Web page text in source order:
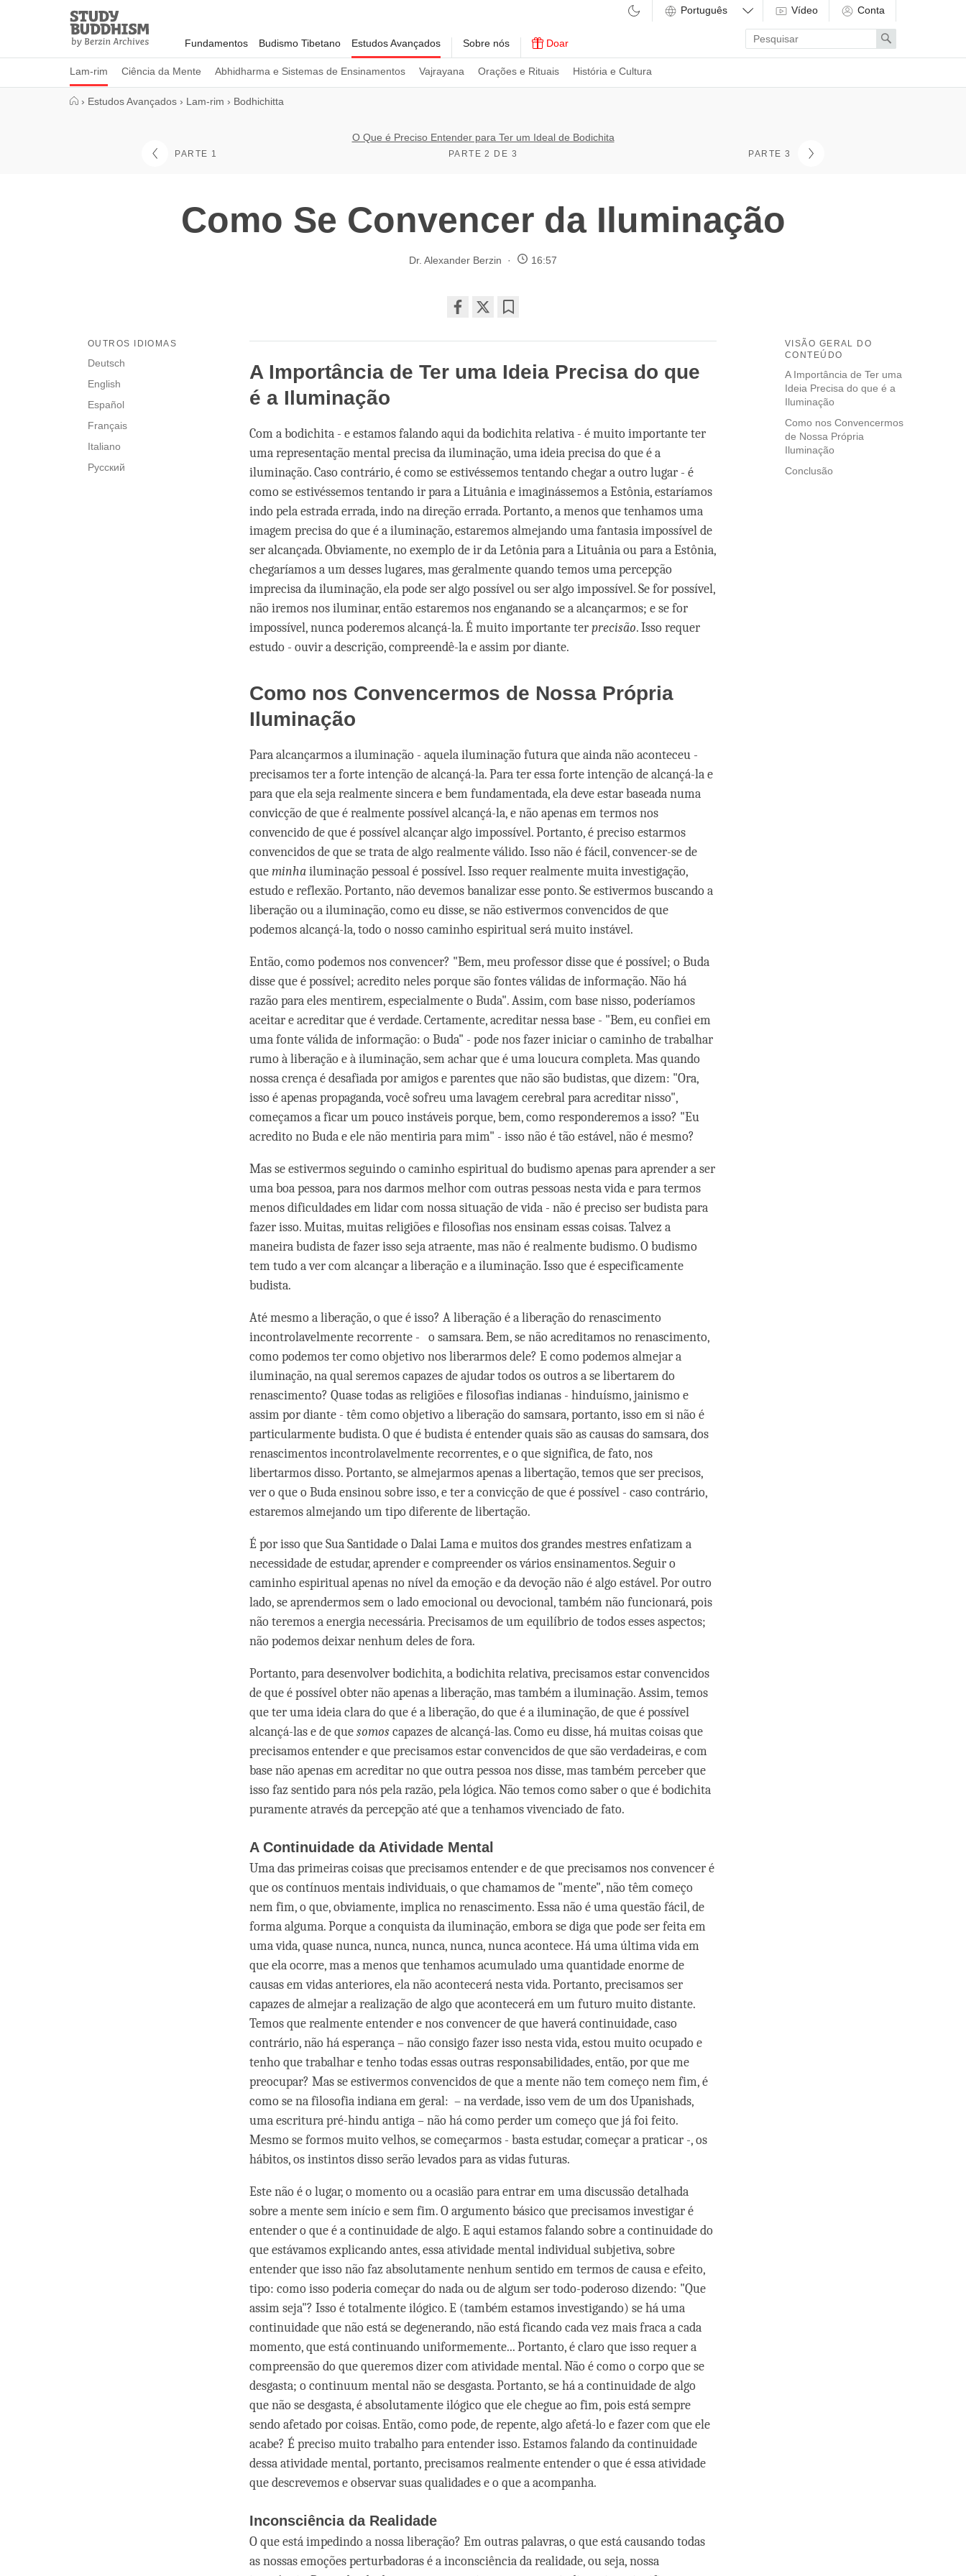
Study
Buddhism
Home
Fundamentos Budismo Tibetano Estudos Avançados
Lam-rim Ciência da Mente Abhidharma e Sistemas de Ensinamentos Vajrayana Orações e Rituais História e Cultura
Sobre nós Doar
Vídeo Conta
Enter
search
term
Search
› Estudos Avançados › Lam-rim › Bodhichitta
PARTE 1
O Que é Preciso Entender para Ter um Ideal de Bodichita
PARTE 2 DE 3 PARTE 3
Como Se Convencer da Iluminação
Dr. Alexander Berzin 16:57
on
facebook
VISÃO GERAL DO
CONTEÚDO
A Importância de Ter uma
Ideia Precisa do que é a
Iluminação
Como nos Convencermos
de Nossa Própria
Iluminação
Conclusão
OUTROS IDIOMAS
Deutsch
English
Español
Français
Italiano
Русский
A Importância de Ter uma Ideia Precisa do que
é a Iluminação
Com a bodichita - e estamos falando aqui da bodichita relativa - é muito importante ter
uma representação mental precisa da iluminação, uma ideia precisa do que é a
iluminação. Caso contrário, é como se estivéssemos tentando chegar a outro lugar - é
como se estivéssemos tentando ir para a Lituânia e imaginássemos a Estônia, estaríamos
indo pela estrada errada, indo na direção errada. Portanto, a menos que tenhamos uma
imagem precisa do que é a iluminação, estaremos almejando uma fantasia impossível de
ser alcançada. Obviamente, no exemplo de ir da Letônia para a Lituânia ou para a Estônia,
chegaríamos a um desses lugares, mas geralmente quando temos uma percepção
imprecisa da iluminação, ela pode ser algo possível ou ser algo impossível. Se for possível,
não iremos nos iluminar, então estaremos nos enganando se a alcançarmos; e se for
impossível, nunca poderemos alcançá-la. É muito importante terprecisão. Isso requer
estudo - ouvir a descrição, compreendê-la e assim por diante.
Como nos Convencermos de Nossa Própria
Iluminação
Para alcançarmos a iluminação - aquela iluminação futura que ainda não aconteceu -
precisamos ter a forte intenção de alcançá-la. Para ter essa forte intenção de alcançá-la e
para que ela seja realmente sincera e bem fundamentada, ela deve estar baseada numa
convicção de que é realmente possível alcançá-la, e não apenas em termos nos
convencido de que é possível alcançar algo impossível. Portanto, é preciso estarmos
convencidos de que se trata de algo realmente válido. Isso não é fácil, convencer-se de
queminhailuminação pessoal é possível. Isso requer realmente muita investigação,
estudo e reflexão. Portanto, não devemos banalizar esse ponto. Se estivermos buscando a
liberação ou a iluminação, como eu disse, se não estivermos convencidos de que
podemos alcançá-la, todo o nosso caminho espiritual será muito instável.
Então, como podemos nos convencer? "Bem, meu professor disse que é possível; o Buda
disse que é possível; acredito neles porque são fontes válidas de informação. Não há
razão para eles mentirem, especialmente o Buda". Assim, com base nisso, poderíamos
aceitar e acreditar que é verdade. Certamente, acreditar nessa base - "Bem, eu confiei em
uma fonte válida de informação: o Buda" - pode nos fazer iniciar o caminho de trabalhar
rumo à liberação e à iluminação, sem achar que é uma loucura completa. Mas quando
nossa crença é desafiada por amigos e parentes que não são budistas, que dizem: "Ora,
isso é apenas propaganda, você sofreu uma lavagem cerebral para acreditar nisso",
começamos a ficar um pouco instáveis porque, bem, como responderemos a isso? "Eu
acredito no Buda e ele não mentiria para mim" - isso não é tão estável, não é mesmo?
Mas se estivermos seguindo o caminho espiritual do budismo apenas para aprender a ser
uma boa pessoa, para nos darmos melhor com outras pessoas nesta vida e para termos
menos dificuldades em lidar com nossa situação de vida - não é preciso ser budista para
fazer isso. Muitas, muitas religiões e filosofias nos ensinam essas coisas. Talvez a
maneira budista de fazer isso seja atraente, mas não é realmente budismo. O budismo
tem tudo a ver com alcançar a liberação e a iluminação. Isso que é especificamente
budista.
Até mesmo a liberação, o que é isso? A liberação é a liberação do renascimento
incontrolavelmente recorrente - o samsara. Bem, se não acreditamos no renascimento,
como podemos ter como objetivo nos liberarmos dele? E como podemos almejar a
iluminação, na qual seremos capazes de ajudar todos os outros a se libertarem do
renascimento? Quase todas as religiões e filosofias indianas - hinduísmo, jainismo e
assim por diante - têm como objetivo a liberação do samsara, portanto, isso em si não é
particularmente budista. O que é budista é entender quais são as causas do samsara, dos
renascimentos incontrolavelmente recorrentes, e o que significa, de fato, nos
libertarmos disso. Portanto, se almejarmos apenas a libertação, temos que ser precisos,
ver o que o Buda ensinou sobre isso, e ter a convicção de que é possível - caso contrário,
estaremos almejando um tipo diferente de libertação.
É por isso que Sua Santidade o Dalai Lama e muitos dos grandes mestres enfatizam a
necessidade de estudar, aprender e compreender os vários ensinamentos. Seguir o
caminho espiritual apenas no nível da emoção e da devoção não é algo estável. Por outro
lado, se aprendermos sem o lado emocional ou devocional, também não funcionará, pois
não teremos a energia necessária. Precisamos de um equilíbrio de todos esses aspectos;
não podemos deixar nenhum deles de fora.
Portanto, para desenvolver bodichita, a bodichita relativa, precisamos estar convencidos
de que é possível obter não apenas a liberação, mas também a iluminação. Assim, temos
que ter uma ideia clara do que é a liberação, do que é a iluminação, de que é possível
alcançá-las e de quesomoscapazes de alcançá-las. Como eu disse, há muitas coisas que
precisamos entender e que precisamos estar convencidos de que são verdadeiras, e com
base não apenas em acreditar no que outra pessoa nos disse, mas também perceber que
isso faz sentido para nós pela razão, pela lógica. Não temos como saber o que é bodichita
puramente através da percepção até que a tenhamos vivenciado de fato.
A Continuidade da Atividade Mental
Uma das primeiras coisas que precisamos entender e de que precisamos nos convencer é
que os contínuos mentais individuais, o que chamamos de "mente", não têm começo
nem fim, o que, obviamente, implica no renascimento. Essa não é uma questão fácil, de
forma alguma. Porque a conquista da iluminação, embora se diga que pode ser feita em
uma vida, quase nunca, nunca, nunca, nunca, nunca acontece. Há uma última vida em
que ela ocorre, mas a menos que tenhamos acumulado uma quantidade enorme de
causas em vidas anteriores, ela não acontecerá nesta vida. Portanto, precisamos ser
capazes de almejar a realização de algo que acontecerá em um futuro muito distante.
Temos que realmente entender e nos convencer de que haverá continuidade, caso
contrário, não há esperança – não consigo fazer isso nesta vida, estou muito ocupado e
tenho que trabalhar e tenho todas essas outras responsabilidades, então, por que me
preocupar? Mas se estivermos convencidos de que a mente não tem começo nem fim, é
como se na filosofia indiana em geral: – na verdade, isso vem de um dos Upanishads,
uma escritura pré-hindu antiga – não há como perder um começo que já foi feito.
Mesmo se formos muito velhos, se começarmos - basta estudar, começar a praticar -, os
hábitos, os instintos disso serão levados para as vidas futuras.
Este não é o lugar, o momento ou a ocasião para entrar em uma discussão detalhada
sobre a mente sem início e sem fim. O argumento básico que precisamos investigar é
entender o que é a continuidade de algo. E aqui estamos falando sobre a continuidade do
que estávamos explicando antes, essa atividade mental individual subjetiva, sobre
entender que isso não faz absolutamente nenhum sentido em termos de causa e efeito,
tipo: como isso poderia começar do nada ou de algum ser todo-poderoso dizendo: "Que
assim seja"? Isso é totalmente ilógico. E (também estamos investigando) se há uma
continuidade que não está se degenerando, não está ficando cada vez mais fraca a cada
momento, que está continuando uniformemente... Portanto, é claro que isso requer a
compreensão do que queremos dizer com atividade mental. Não é como o corpo que se
desgasta; o continuum mental não se desgasta. Portanto, se há a continuidade de algo
que não se desgasta, é absolutamente ilógico que ele chegue ao fim, pois está sempre
sendo afetado por coisas. Então, como pode, de repente, algo afetá-lo e fazer com que ele
acabe? É preciso muito trabalho para entender isso. Estamos falando da continuidade
dessa atividade mental, portanto, precisamos realmente entender o que é essa atividade
que descrevemos e observar suas qualidades e o que a acompanha.
Inconsciência da Realidade
O que está impedindo a nossa liberação? Em outras palavras, o que está causando todas
as nossas emoções perturbadoras é a inconsciência da realidade, ou seja, nossa